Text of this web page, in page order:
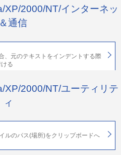
2000/NT/インターネッ
通信
、元のテキストをインデントする際
る
XP/2000/NT/ユーティリテ
ィ
ルのパス(場所)をクリップボードへ